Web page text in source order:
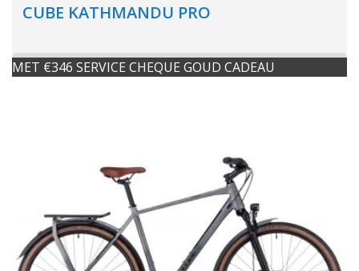
CUBE KATHMANDU PRO
MET €346 SERVICE CHEQUE GOUD CADEAU